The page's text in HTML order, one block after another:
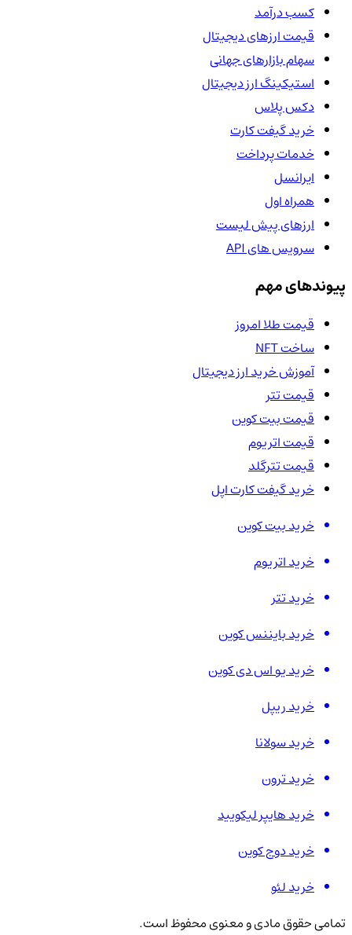
کسب درآمد
قیمت ارزهای دیجیتال
سهام بازارهای جهانی
استیکینگ ارز دیجیتال
دکس پلاس
خرید گیفت کارت
خدمات پرداخت
ایرانسل
همراه اول
ارزهای پیش لیست
سرویس های API
پیوندهای مهم
قیمت طلا امروز
ساخت NFT
آموزش خرید ارز دیجیتال
قیمت تتر
قیمت بیت کوین
قیمت اتریوم
قیمت تترگلد
خرید گیفت کارت اپل
خرید بیت کوین
خرید اتریوم
خرید تتر
خرید بایننس کوین
خرید یو اس دی کوین
خرید ریپل
خرید سولانا
خرید ترون
خرید هایپر لیکویید
خرید دوج کوین
خرید لئو
تمامی حقوق مادی و معنوی محفوظ است.